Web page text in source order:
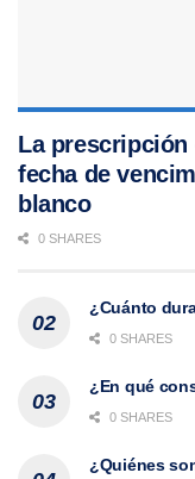
La prescripción
fecha de
blanco
0 SHARES
¿Cuánto
0 SHARES
¿En qué
0 SHARES
¿Quiénes